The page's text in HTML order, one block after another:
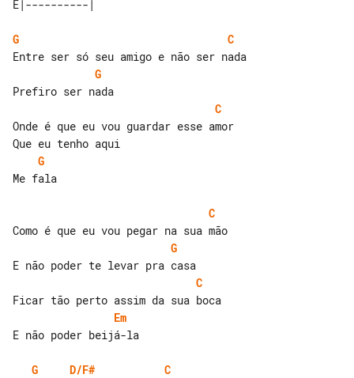
G
C
G
C
Onde é que eu vou guardar esse amor
G
Me fala
C
G
C
Em
E não poder beijá-la
G D/F#
C